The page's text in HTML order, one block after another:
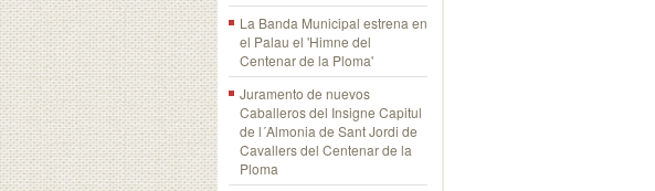
La Banda Municipal estrena en
el Palau el 'Himne del
Centenar de la Ploma'
Juramento de nuevos
Caballeros del Insigne Capitul
de l´Almonia de Sant Jordi de
Cavallers del Centenar de la
Ploma